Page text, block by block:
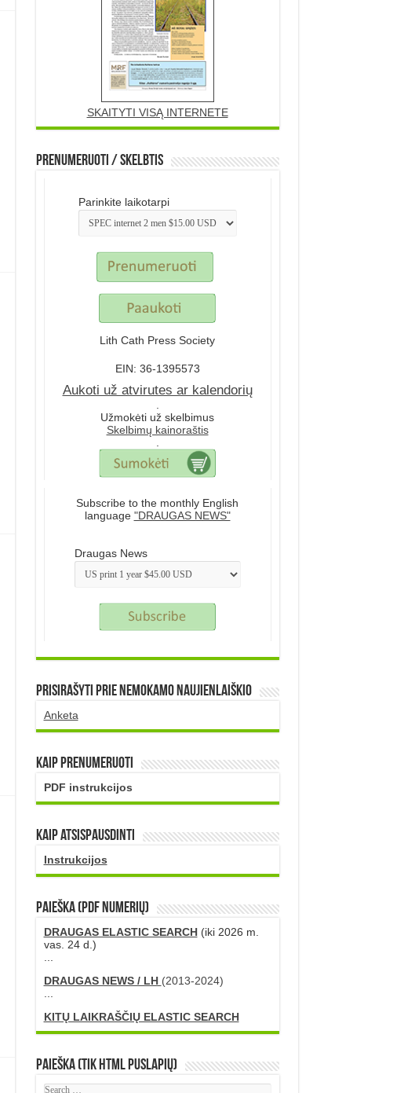
SKAITYTI VISĄ INTERNETE
Prenumeruoti / Skelbtis
Parinkite laikotarpi
Lith Cath Press Society
EIN: 36-1395573
Aukoti už atvirutes ar kalendorių
.
Užmokėti už skelbimus
Skelbimų kainoraštis
.
Subscribe to the monthly English
language "DRAUGAS NEWS"
Draugas News
Prisirašyti prie nemokamo naujienlaiškio
Anketa
Kaip prenumeruoti
PDF instrukcijos
Kaip atsispausdinti
Instrukcijos
PAIEŠKA (PDF numerių)
DRAUGAS ELASTIC SEARCH(iki 2026 m.
vas. 24 d.)
...
DRAUGAS NEWS / LH (2013-2024)
...
KITŲ LAIKRAŠČIŲ ELASTIC SEARCH
Paieška (tik HTML puslapių)